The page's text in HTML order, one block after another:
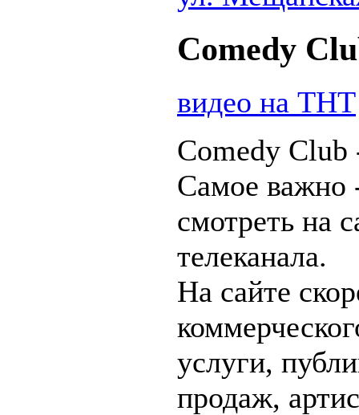
Comedy
видео на ТНТ
Comedy Club
Самое важно
смотреть на
телеканала.
На сайте
услуги,
продаж,